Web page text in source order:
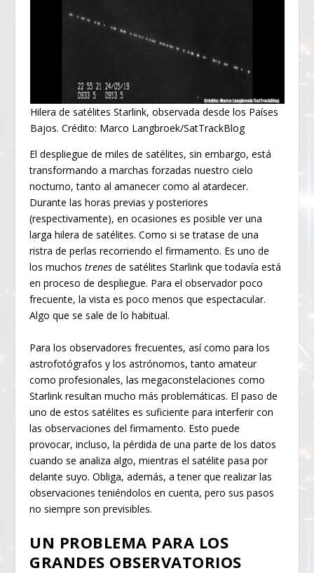
Hilera de satélites Starlink, observada desde los Países
Bajos. Crédito: Marco Langbroek/SatTrackBlog
El despliegue de miles de satélites, sin embargo, está
transformando a marchas forzadas nuestro cielo
nocturno, tanto al amanecer como al atardecer.
Durante las horas previas y posteriores
(respectivamente), en ocasiones es posible ver una
larga hilera de satélites. Como si se tratase de una
ristra de perlas recorriendo el firmamento. Es uno de
los muchostrenes de satélites Starlink que todavía está
en proceso de despliegue. Para el observador poco
frecuente, la vista es poco menos que espectacular.
Algo que se sale de lo habitual.
Para los observadores frecuentes, así como para los
astrofotógrafos y los astrónomos, tanto amateur
como profesionales, las megaconstelaciones como
Starlink resultan mucho más problemáticas. El paso de
uno de estos satélites es suficiente para interferir con
las observaciones del firmamento. Esto puede
provocar, incluso, la pérdida de una parte de los datos
cuando se analiza algo, mientras el satélite pasa por
delante suyo. Obliga, además, a tener que realizar las
observaciones teniéndolos en cuenta, pero sus pasos
no siempre son previsibles.
UN PROBLEMA PARA LOS
GRANDES OBSERVATORIOS